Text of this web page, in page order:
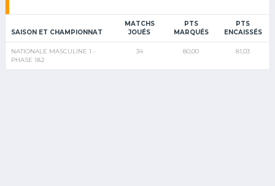
SAISON ET CHAMPIONNAT
MATCHS
JOUÉS
PTS
MARQUÉS
PTS
ENCAISSÉS
NATIONALE MASCULINE 1 -
PHASE 1&2
34 80,00 81,03